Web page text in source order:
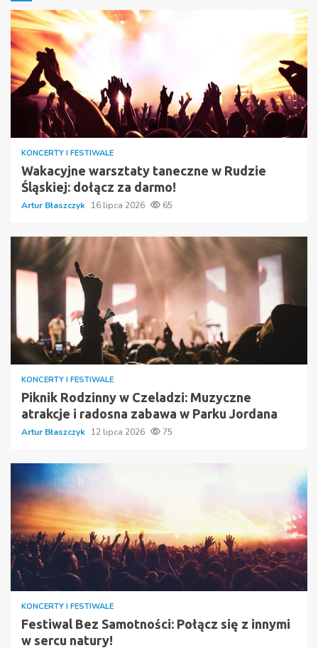
KONCERTY I FESTIWALE
Wakacyjne warsztaty taneczne w Rudzie
Śląskiej: dołącz za darmo!
Artur Błaszczyk 16 lipca 2026 65
KONCERTY I FESTIWALE
Piknik Rodzinny w Czeladzi: Muzyczne
atrakcje i radosna zabawa w Parku Jordana
Artur Błaszczyk 12 lipca 2026 75
KONCERTY I FESTIWALE
Festiwal Bez Samotności: Połącz się z innymi
w sercu natury!